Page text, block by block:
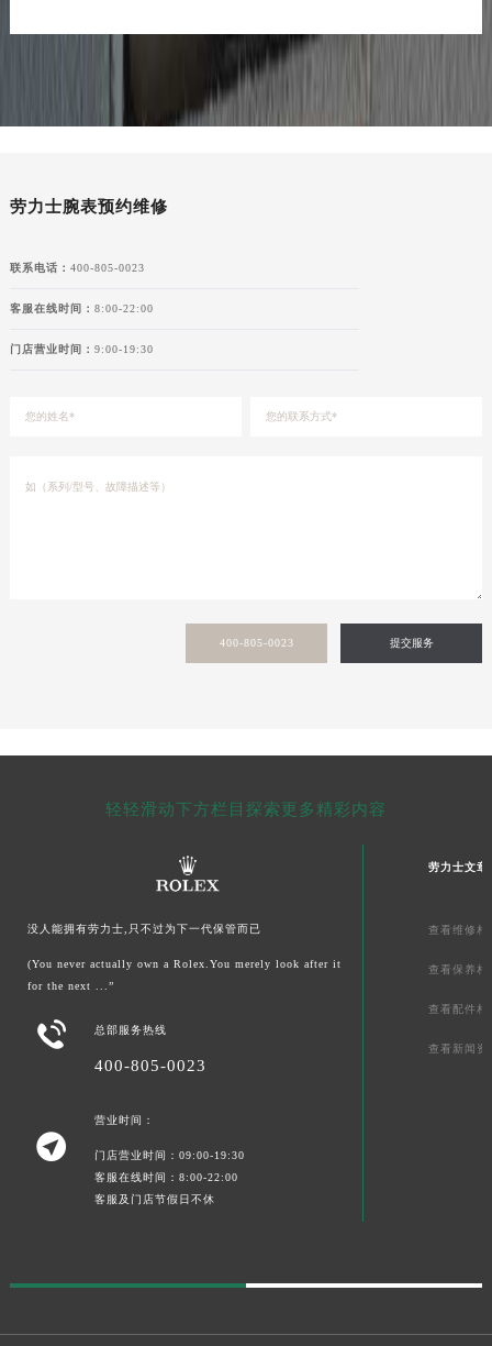
劳力士腕表预约维修
联系电话： 400-805-0023
客服在线时间： 8:00-22:00
门店营业时间： 9:00-19:30
400-805-0023 提交服务
轻轻滑动下方栏目探索更多精彩内容
没人能拥有劳力士,只不过为下一代保管而已
(You never actually own a Rolex.You merely look after it
for the next ...”
 总部服务热线
400-805-0023

营业时间：
门店营业时间：09:00-19:30
客服在线时间：8:00-22:00
客服及门店节假日不休
劳力士文章
查看维修相
查看保养相
查看配件相
查看新闻资